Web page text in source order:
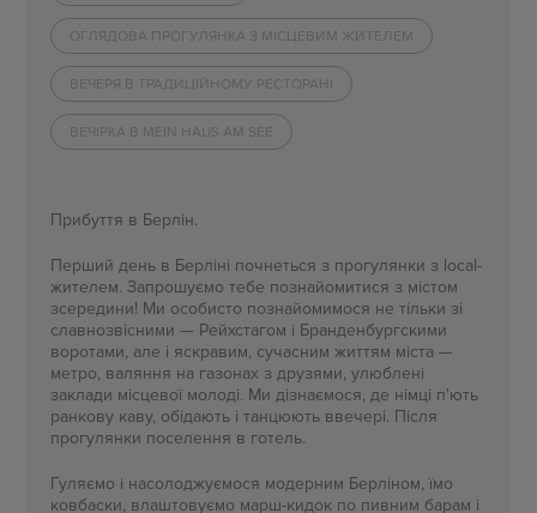
ОГЛЯДОВА ПРОГУЛЯНКА З МІСЦЕВИМ ЖИТЕЛЕМ
ВЕЧЕРЯ В ТРАДИЦІЙНОМУ РЕСТОРАНІ
ВЕЧІРКА В MEIN HAUS AM SEE
Прибуття в Берлін.
Перший день в Берліні почнеться з прогулянки з local-
жителем. Запрошуємо тебе познайомитися з містом
зсередини! Ми особисто познайомимося не тільки зі
славнозвісними — Рейхстагом і Бранденбургскими
воротами, але і яскравим, сучасним життям міста —
метро, ​​валяння на газонах з друзями, улюблені
заклади місцевої молоді. Ми дізнаємося, де німці п'ють
ранкову каву, обідають і танцюють ввечері. Після
прогулянки поселення в готель.
Гуляємо і насолоджуємося модерним Берліном, їмо
ковбаски, влаштовуємо марш-кидок по пивним барам і